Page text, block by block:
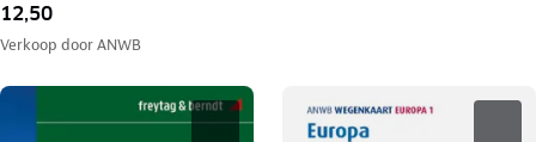
12,50
Verkoop doorANWB